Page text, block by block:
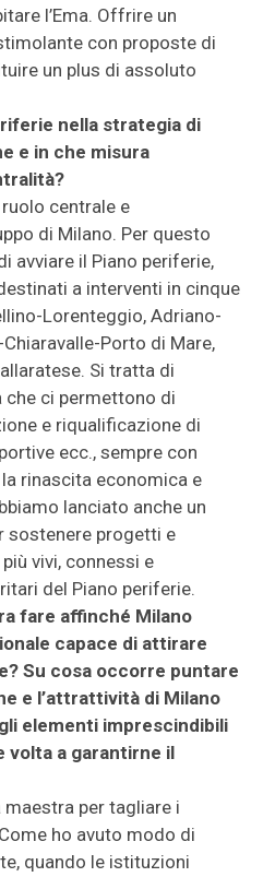
l’Ema. Offrire un
con proposte di
un plus di assoluto
nella strategia di
e in che misura
centrale e
di Milano. Per questo
avviare il Piano periferie,
a interventi in cinque
Lorenteggio, Adriano-
Porto di Mare,
Si tratta di
ci permettono di
e riqualificazione di
ecc., sempre con
rinascita economica e
lanciato anche un
sostenere progetti e
vivi, connessi e
del Piano periferie.
fare affinché Milano
capace di attirare
Su cosa occorre puntare
e l’attrattività di Milano
elementi imprescindibili
volta a garantirne il
maestra per tagliare i
ho avuto modo di
quando le istituzioni